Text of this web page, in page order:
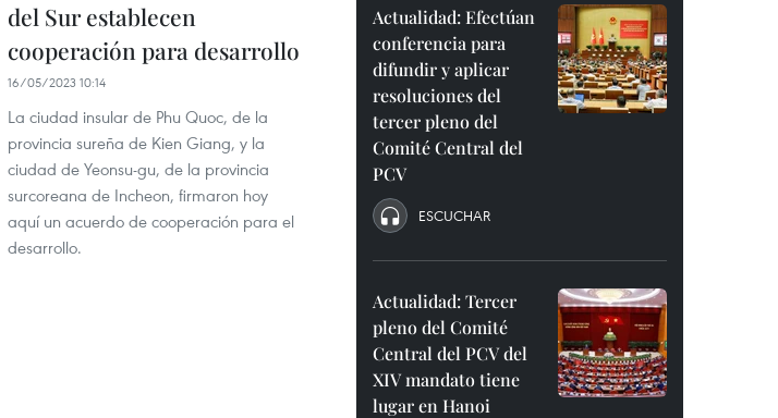
del Sur establecen
cooperación para desarrollo
16/05/2023 10:14
La ciudad insular de Phu Quoc, de la
provincia sureña de Kien Giang, y la
ciudad de Yeonsu-gu, de la provincia
surcoreana de Incheon, firmaron hoy
aquí un acuerdo de cooperación para el
desarrollo.
Actualidad: Efectúan
conferencia para
difundir y aplicar
resoluciones del
tercer pleno del
Comité Central del
PCV
ESCUCHAR
Actualidad: Tercer
pleno del Comité
Central del PCV del
XIV mandato tiene
lugar en Hanoi